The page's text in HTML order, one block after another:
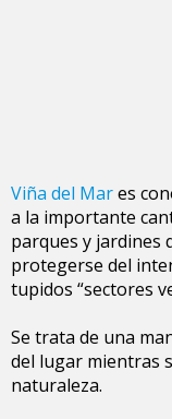
Viña del Mares
a la importante
parques y jardines
protegerse del
tupidos “sectores
Se trata de una
del lugar mientras
naturaleza.